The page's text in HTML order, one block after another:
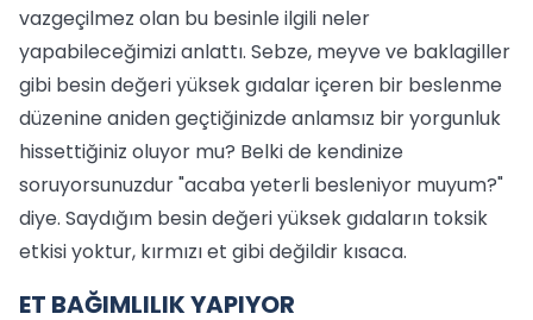
vazgeçilmez olan bu besinle ilgili neler
yapabileceğimizi anlattı. Sebze, meyve ve baklagiller
gibi besin değeri yüksek gıdalar içeren bir beslenme
düzenine aniden geçtiğinizde anlamsız bir yorgunluk
hissettiğiniz oluyor mu? Belki de kendinize
soruyorsunuzdur "acaba yeterli besleniyor muyum?"
diye. Saydığım besin değeri yüksek gıdaların toksik
etkisi yoktur, kırmızı et gibi değildir kısaca.
ET BAĞIMLILIK YAPIYOR